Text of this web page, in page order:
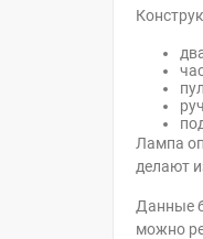
Лампа
делают
Данные
можно